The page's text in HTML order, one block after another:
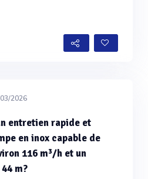
2026
entretien rapide et
en inox capable de
116 m³/h et un
m?